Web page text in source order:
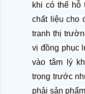
khi có thể
chất liệu cho
tranh thị
vị đồng phục
vào tâm lý
trọng trước
phải sản